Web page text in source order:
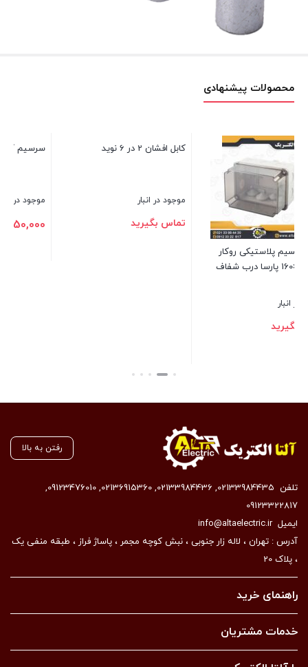
محصولات پیشنهادی
کابل افشان 2 در 6 نوید
موجود در انبار
تماس بگیرید
سرسیم گرد 6 سوراخ 5
موجود در انبار
1,050,000
رفتن به بالا
تلفن 02133984435
,
02133984436
,
02136915360
,
09123476010
,
09123322817
ایمیلinfo@altaelectric.ir
آدرس : تهران ، لاله زار جنوبی ، نبش کوچه مجمر ، پاساژ فراز ، طبقه منفی یک
، پلاک 20
راهنمای خرید
خدمات مشتریان